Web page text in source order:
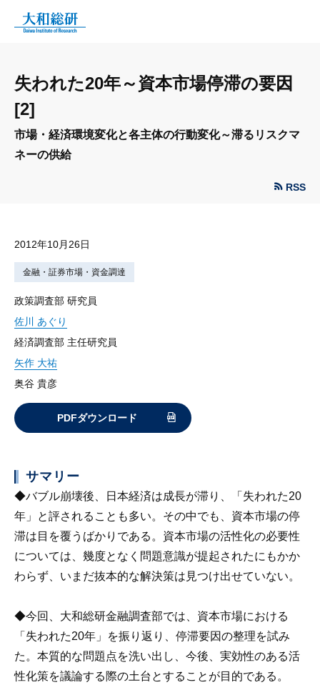
失われた20年～資本市場停滞の要因
[2]
市場・経済環境変化と各主体の行動変化～滞るリスクマ
ネーの供給
RSS
2012年10月26日
金融・証券市場・資金調達
政策調査部 研究員
佐川 あぐり
経済調査部 主任研究員
矢作 大祐
奥谷 貴彦
PDFダウンロード
サマリー
◆バブル崩壊後、日本経済は成長が滞り、「失われた20
年」と評されることも多い。その中でも、資本市場の停
滞は目を覆うばかりである。資本市場の活性化の必要性
については、幾度となく問題意識が提起されたにもかか
わらず、いまだ抜本的な解決策は見つけ出せていない。
◆今回、大和総研金融調査部では、資本市場における
「失われた20年」を振り返り、停滞要因の整理を試み
た。本質的な問題点を洗い出し、今後、実効性のある活
性化策を議論する際の土台とすることが目的である。